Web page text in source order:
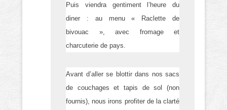
Puis viendra gentiment l’heure du
diner : au menu « Raclette de
bivouac », avec fromage et
charcuterie de pays.
Avant d’aller se blottir dans nos sacs
de couchages et tapis de sol (non
fournis), nous irons profiter de la clarté